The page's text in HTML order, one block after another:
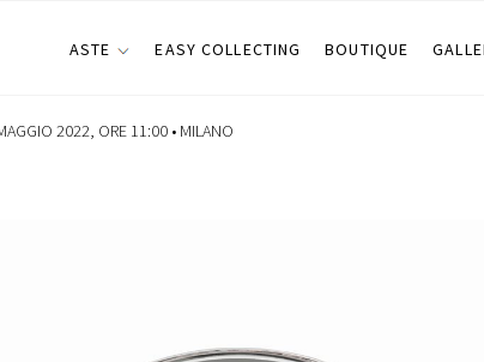
ASTE EASY COLLECTING BOUTIQUE
2022, ORE 11:00 • MILANO